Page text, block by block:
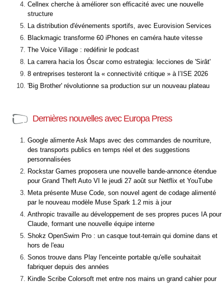
Cellnex cherche à améliorer son efficacité avec une nouvelle
structure
La distribution d'événements sportifs, avec Eurovision Services
Blackmagic transforme 60 iPhones en caméra haute vitesse
The Voice Village : redéfinir le podcast
La carrera hacia los Óscar como estrategia: lecciones de 'Sirât'
8 entreprises testeront la « connectivité critique » à l’ISE 2026
'Big Brother' révolutionne sa production sur un nouveau plateau
Dernières nouvelles avec Europa Press
Google alimente Ask Maps avec des commandes de nourriture,
des transports publics en temps réel et des suggestions
personnalisées
Rockstar Games proposera une nouvelle bande-annonce étendue
pour Grand Theft Auto VI le jeudi 27 août sur Netflix et YouTube
Meta présente Muse Code, son nouvel agent de codage alimenté
par le nouveau modèle Muse Spark 1.2 mis à jour
Anthropic travaille au développement de ses propres puces IA pour
Claude, formant une nouvelle équipe interne
Shokz OpenSwim Pro : un casque tout-terrain qui domine dans et
hors de l'eau
Sonos trouve dans Play l'enceinte portable qu'elle souhaitait
fabriquer depuis des années
Kindle Scribe Colorsoft met entre nos mains un grand cahier pour